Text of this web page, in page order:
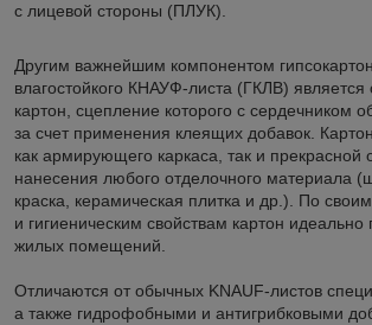
с лицевой стороны (ПЛУК).
Другим важнейшим компонентом
влагостойкого КНАУФ-листа (ГКЛВ) является
картон, сцепление которого с сердечником
за счет применения клеящих добавок.
как армирующего каркаса, так и прекрасной
нанесения любого отделочного материала
краска, керамическая плитка и др.). По
и гигиеническим свойствам картон идеально
жилых помещений.
Отличаются от обычных KNAUF-листов
а также гидрофобными и антигрибковыми